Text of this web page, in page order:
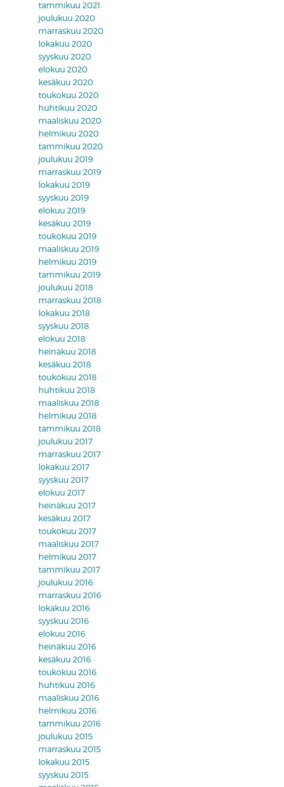
tammikuu 2021
joulukuu 2020
marraskuu 2020
lokakuu 2020
syyskuu 2020
elokuu 2020
kesäkuu 2020
toukokuu 2020
huhtikuu 2020
maaliskuu 2020
helmikuu 2020
tammikuu 2020
joulukuu 2019
marraskuu 2019
lokakuu 2019
syyskuu 2019
elokuu 2019
kesäkuu 2019
toukokuu 2019
maaliskuu 2019
helmikuu 2019
tammikuu 2019
joulukuu 2018
marraskuu 2018
lokakuu 2018
syyskuu 2018
elokuu 2018
heinäkuu 2018
kesäkuu 2018
toukokuu 2018
huhtikuu 2018
maaliskuu 2018
helmikuu 2018
tammikuu 2018
joulukuu 2017
marraskuu 2017
lokakuu 2017
syyskuu 2017
elokuu 2017
heinäkuu 2017
kesäkuu 2017
toukokuu 2017
maaliskuu 2017
helmikuu 2017
tammikuu 2017
joulukuu 2016
marraskuu 2016
lokakuu 2016
syyskuu 2016
elokuu 2016
heinäkuu 2016
kesäkuu 2016
toukokuu 2016
huhtikuu 2016
maaliskuu 2016
helmikuu 2016
tammikuu 2016
joulukuu 2015
marraskuu 2015
lokakuu 2015
syyskuu 2015